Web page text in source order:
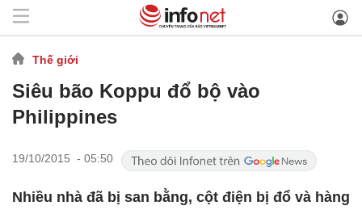
Thế giới
Siêu bão Koppu đổ bộ vào
Philippines
19/10/2015 - 05:50
Nhiều nhà đã bị san bằng, cột điện bị đổ và hàng